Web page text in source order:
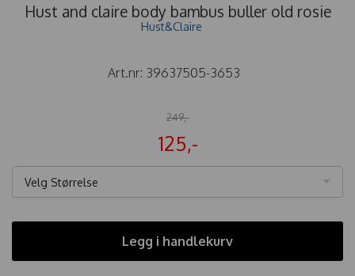
Hust and claire body bambus buller old rosie
Hust&Claire
Art.nr: 39637505-3653
249,-
125,-
Velg Størrelse
Legg i handlekurv